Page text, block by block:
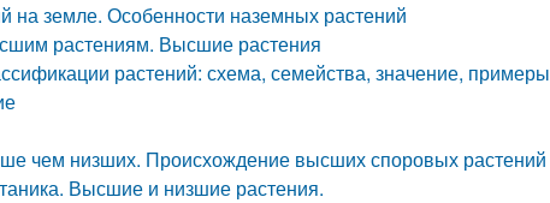
на земле. Особенности наземных растений
растениям. Высшие растения
растений: схема, семейства, значение, примеры
чем низших. Происхождение высших споровых растений
Высшие и низшие растения.